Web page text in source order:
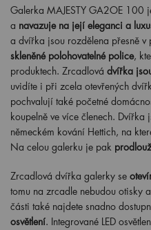
Galerka MAJESTY GA2OE 100
a navazuje na její eleganci a
a dvířka jsou rozdělena přesně v
skleněné polohovatelné police,
produktech. Zrcadlová dvířka
uvidíte i při zcela otevřených
pochvalují také početné
koupelně ve více členech. Dvířka
německém kování Hettich, na
Na celou galerku je pak
Zrcadlová dvířka galerky se
tomu na zrcadle nebudou otisky
části také najdete snadno
osvětlení. Integrované LED